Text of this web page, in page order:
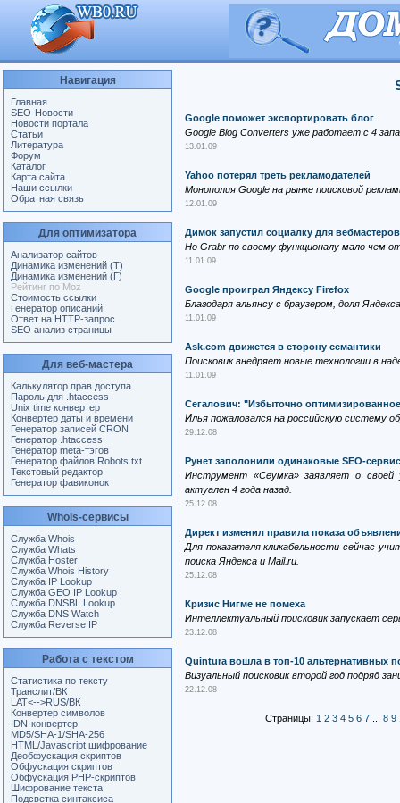
Навигация
Главная
SEO-Новости
Новости портала
Статьи
Литература
Форум
Каталог
Карта сайта
Наши ссылки
Обратная связь
Для оптимизатора
Анализатор сайтов
Динамика изменений (Т)
Динамика изменений (Г)
Рейтинг по Moz
Стоимость ссылки
Генератор описаний
Ответ на HTTP-запрос
SEO анализ страницы
Для веб-мастера
Калькулятор прав доступа
Пароль для .htaccess
Unix time конвертер
Конвертер даты и времени
Генератор записей CRON
Генератор .htaccess
Генератор meta-тэгов
Генератор файлов Robots.txt
Текстовый редактор
Генератор фавиконок
Whois-сервисы
Служба Whois
Служба Whats
Служба Hoster
Служба Whois History
Служба IP Lookup
Служба GEO IP Lookup
Служба DNSBL Lookup
Служба DNS Watch
Служба Reverse IP
Работа с текстом
Статистика по тексту
Транслит/ВК
LAT<-->RUS/ВК
Конвертер символов
IDN-конвертер
MD5/SHA-1/SHA-256
HTML/Javascript шифрование
Деобфускация скриптов
Обфускация скриптов
Обфускация PHP-скриптов
Шифрование текста
Подсветка синтаксиса
Google поможет экспортировать блог
Google Blog Converters уже работает с 4
13.01.09
Yahoo потерял треть рекламодателей
Монополия Google на рынке поисковой
12.01.09
Димок запустил социалку для вебмастеров
Но Grabr по своему функционалу мало чем
11.01.09
Google проиграл Яндексу Firefox
Благодаря альянсу с браузером, доля
11.01.09
Ask.com движется в сторону семантики
Поисковик внедряет новые технологии в
11.01.09
Сегалович: "Избыточно
Илья пожаловался на российскую систему
29.12.08
Рунет заполонили одинаковые SEO-
Инструмент «Сеумка» заявляет о
актуален 4 года назад.
25.12.08
Директ изменил правила показа
Для показателя кликабельности сейчас
поиска Яндекса и Mail.ru.
25.12.08
Кризис Нигме не помеха
Интеллектуальный поисковик запускает
23.12.08
Quintura вошла в топ-10 альтернативных
Визуальный поисковик второй год подряд
22.12.08
Страницы: 1 2 3 4 5 6 7 8 9